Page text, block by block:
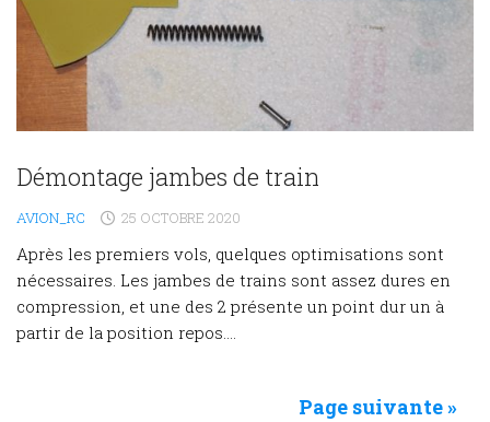
Démontage jambes de train
AVION_RC 25 OCTOBRE 2020
Après les premiers vols, quelques optimisations sont
nécessaires. Les jambes de trains sont assez dures en
compression, et une des 2 présente un point dur un à
partir de la position repos....
Page suivante »